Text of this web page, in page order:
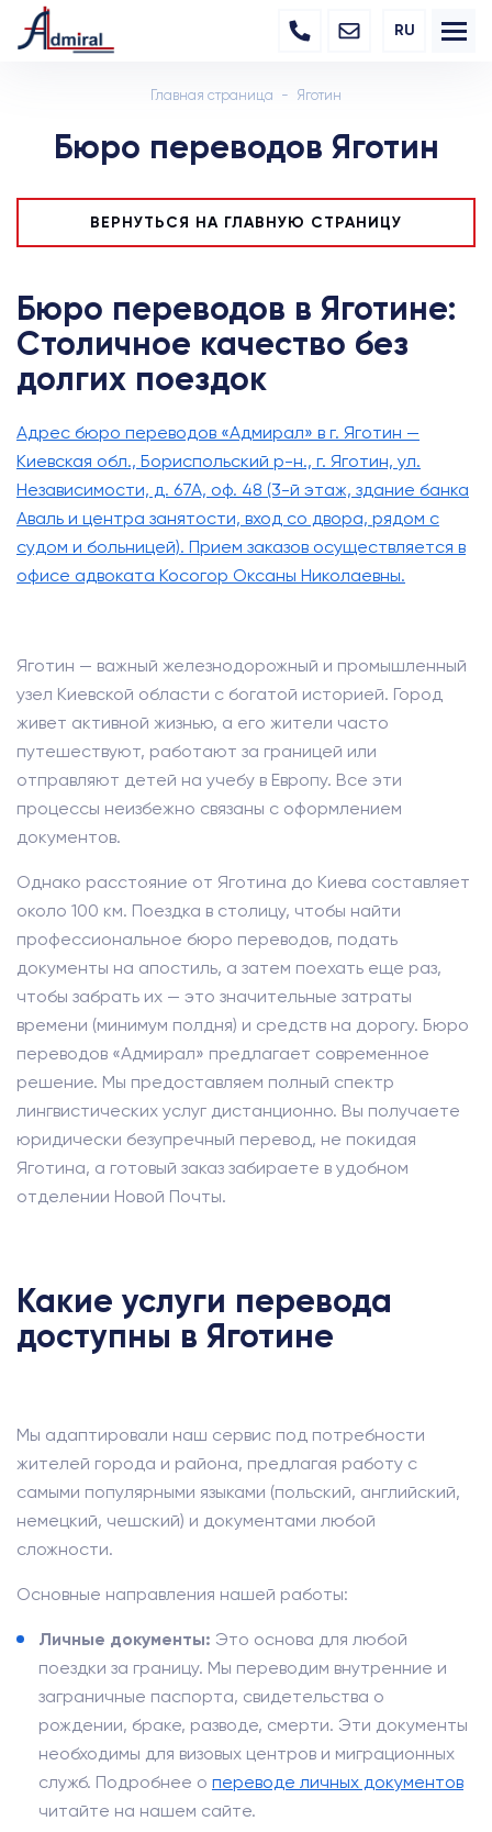
RU
Главная страница Яготин
Бюро переводов Яготин
ВЕРНУТЬСЯ НА ГЛАВНУЮ СТРАНИЦУ
Бюро переводов в Яготине:
Столичное качество без
долгих поездок
Адрес бюро переводов «Адмирал» в г. Яготин —
Киевская обл., Бориспольский р-н., г. Яготин, ул.
Независимости, д. 67А, оф. 48 (3-й этаж, здание банка
Аваль и центра занятости, вход со двора, рядом с
судом и больницей). Прием заказов осуществляется в
офисе адвоката Косогор Оксаны Николаевны.
Яготин — важный железнодорожный и промышленный
узел Киевской области с богатой историей. Город
живет активной жизнью, а его жители часто
путешествуют, работают за границей или
отправляют детей на учебу в Европу. Все эти
процессы неизбежно связаны с оформлением
документов.
Однако расстояние от Яготина до Киева составляет
около 100 км. Поездка в столицу, чтобы найти
профессиональное бюро переводов, подать
документы на апостиль, а затем поехать еще раз,
чтобы забрать их — это значительные затраты
времени (минимум полдня) и средств на дорогу. Бюро
переводов «Адмирал» предлагает современное
решение. Мы предоставляем полный спектр
лингвистических услуг дистанционно. Вы получаете
юридически безупречный перевод, не покидая
Яготина, а готовый заказ забираете в удобном
отделении Новой Почты.
Какие услуги перевода
доступны в Яготине
Мы адаптировали наш сервис под потребности
жителей города и района, предлагая работу с
самыми популярными языками (польский, английский,
немецкий, чешский) и документами любой
сложности.
Основные направления нашей работы:
Личные документы: Это основа для любой
поездки за границу. Мы переводим внутренние и
заграничные паспорта, свидетельства о
рождении, браке, разводе, смерти. Эти документы
необходимы для визовых центров и миграционных
служб. Подробнее о переводе личных документов
читайте на нашем сайте.